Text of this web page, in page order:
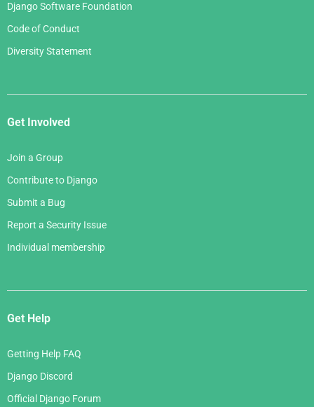
Django Software Foundation
Code of Conduct
Diversity Statement
Get Involved
Join a Group
Contribute to Django
Submit a Bug
Report a Security Issue
Individual membership
Get Help
Getting Help FAQ
Django Discord
Official Django Forum